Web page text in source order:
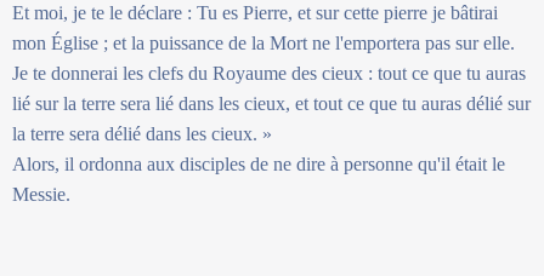
Et moi, je te le déclare : Tu es Pierre, et sur cette pierre je bâtirai
mon Église ; et la puissance de la Mort ne l'emportera pas sur elle.
Je te donnerai les clefs du Royaume des cieux : tout ce que tu auras
lié sur la terre sera lié dans les cieux, et tout ce que tu auras délié sur
la terre sera délié dans les cieux. »
Alors, il ordonna aux disciples de ne dire à personne qu'il était le
Messie.